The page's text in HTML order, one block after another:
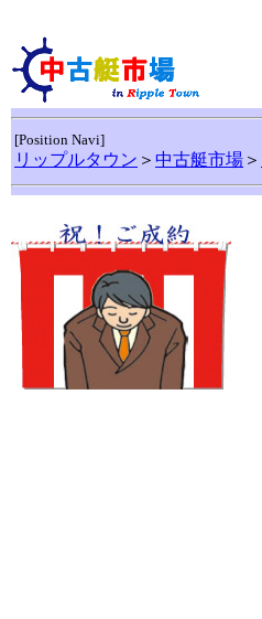
[Position Navi]
リップルタウン ＞ 中古艇市場 ＞